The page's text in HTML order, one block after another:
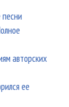
авторских
ее